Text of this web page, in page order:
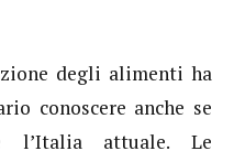
degli alimenti ha
conoscere anche se
l’Italia attuale. Le